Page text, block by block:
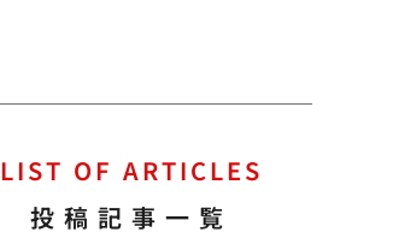
LIST OF ARTICLES
投稿記事一覧